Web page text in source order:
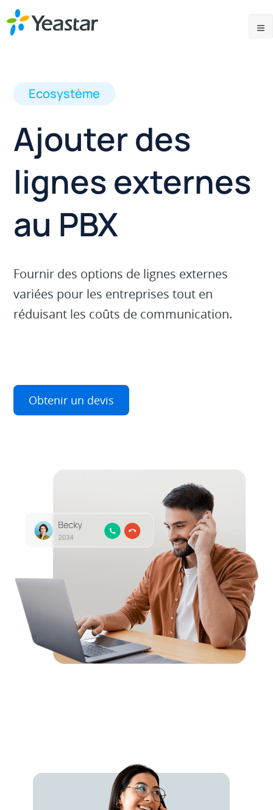
Ecosystème
Ajouter des
lignes externes
au PBX
Fournir des options de lignes externes
variées pour les entreprises tout en
réduisant les coûts de communication.
Obtenir un devis